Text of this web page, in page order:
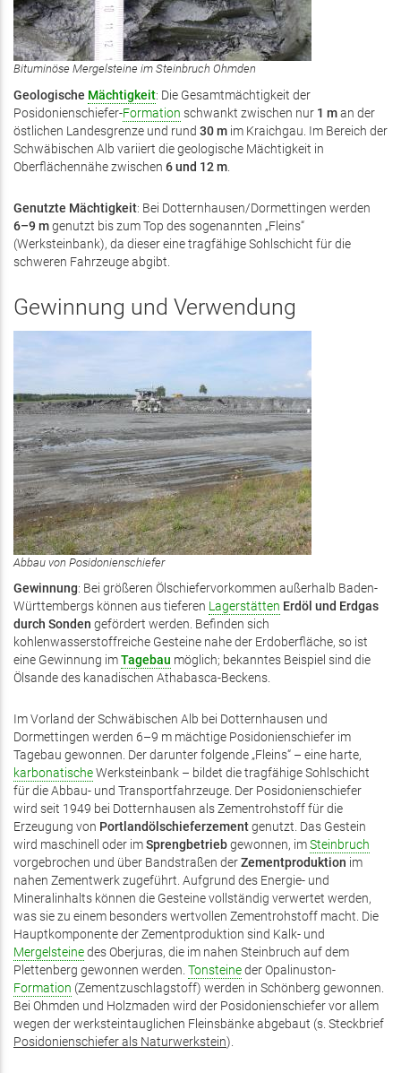
Bituminöse Mergelsteine im Steinbruch Ohmden
Geologische Mächtigkeit: Die Gesamtmächtigkeit der
Posidonienschiefer-Formation schwankt zwischen nur 1 man der
östlichen Landesgrenze und rund 30 m im Kraichgau. Im Bereich der
Schwäbischen Alb variiert die geologische Mächtigkeit in
Oberflächennähe zwischen 6 und 12 m.
Genutzte Mächtigkeit: Bei Dotternhausen/Dormettingen werden
6–9 mgenutzt bis zum Top des sogenannten „Fleins“
(Werksteinbank), da dieser eine tragfähige Sohl­schicht für die
schweren Fahrzeuge abgibt.
Gewinnung und Verwendung
Abbau von Posidonienschiefer
Gewinnung: Bei größeren Ölschiefervorkommen außerhalb Baden-
Württembergs können aus tieferen Lagerstätten Erdöl und Erdgas
durch Sonden gefördert werden. Befinden sich
kohlenwasserstoffreiche Gesteine nahe der Erdoberfläche, so ist
eine Gewinnung imTagebau möglich; bekanntes Beispiel sind die
Ölsande des kanadischen Athabasca-Beckens.
Im Vorland der Schwäbischen Alb bei Dotternhausen und
Dormettingen werden 6–9 m mächtige Posidonienschiefer im
Tagebau gewonnen. Der darunter folgende „Fleins“ – eine harte,
karbonatischeWerksteinbank – bildet die tragfähige Sohlschicht
für die Abbau- und Transportfahrzeuge. Der Posidonienschiefer
wird seit 1949 bei Dotternhausen als Zementrohstoff für die
Erzeugung von Portlandölschieferzementgenutzt. Das Gestein
wird maschinell oder imSprengbetriebgewonnen, imSteinbruch
vorgebrochen und über Bandstraßen derZementproduktion im
nahen Zementwerk zugeführt. Aufgrund des Energie- und
Mineralinhalts können die Gesteine vollständig verwertet werden,
was sie zu einem besonders wertvollen Zementrohstoff macht. Die
Hauptkomponente der Zementproduktion sind Kalk- und
Mergelsteinedes Oberjuras, die im nahen Steinbruch auf dem
Plettenberg gewonnen werden. Tonsteineder Opalinuston-
Formation (Zementzuschlagstoff) werden in Schönberg gewonnen.
Bei Ohmden und Holzmaden wird der Posidonienschiefer vor allem
wegen der werksteintauglichen Fleinsbänke abgebaut (s. Steckbrief
Posidonienschiefer als Naturwerkstein).